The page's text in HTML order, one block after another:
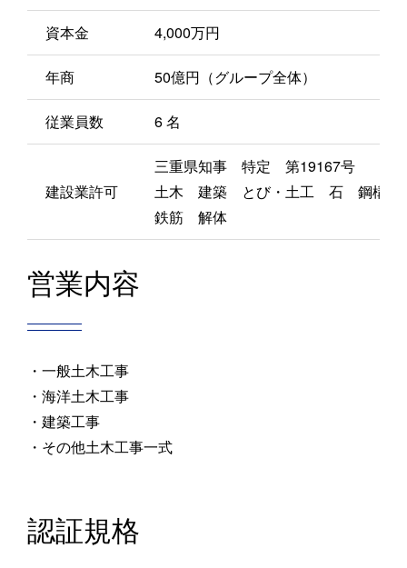
資本金 4,000万円
年商 50億円（グループ全体）
従業員数 6 名
建設業許可
三重県知事 特定 第19167号
土木 建築 とび・土工 石 鋼構
鉄筋 解体
営業内容
・一般土木工事
・海洋⼟⽊⼯事
・建築⼯事
・その他⼟⽊⼯事⼀式
認証規格